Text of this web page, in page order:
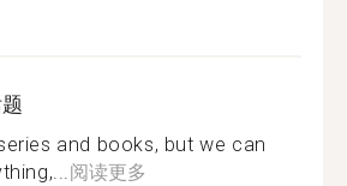
and books, but we can
阅读更多